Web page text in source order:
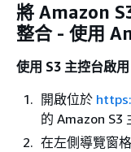
將 Amazon
整合 - 使用
使用 S3 主控台啟
開啟位於
的 Amazon S3
在左側導覽窗